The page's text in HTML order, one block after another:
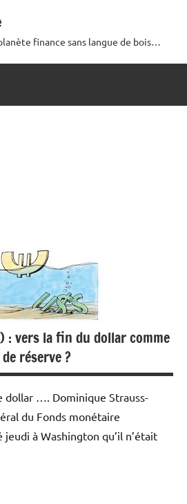
finance sans langue de bois…
: vers la fin du dollar comme
réserve ?
dollar …. Dominique Strauss-
du Fonds monétaire
à Washington qu’il n’était